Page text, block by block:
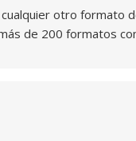
otro formato
de 200 formatos